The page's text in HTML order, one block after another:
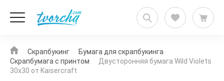
Скрапбукинг
Бумага для скрапбукинга
Скрапбумага с принтом
Двусторонняя бумага Wild Violets
30х30 от Kaisercraft